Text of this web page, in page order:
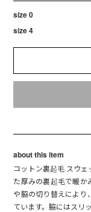
size 0
size 4
about this item
コットン裏起毛 スウ
た厚みの裏起毛で暖か
や脇の切り替えにより
ています。脇にはスリ